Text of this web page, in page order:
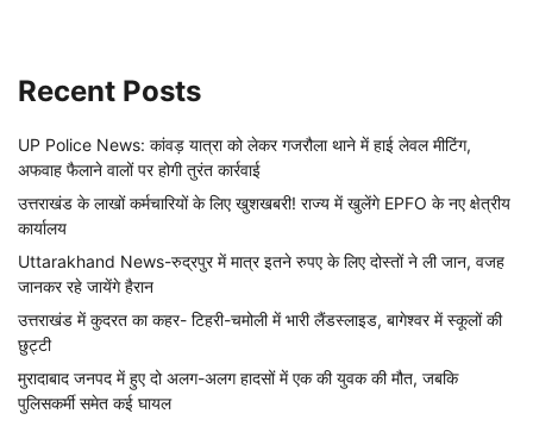
Recent Posts
UP Police News: कांवड़ यात्रा को लेकर गजरौला थाने में हाई लेवल मीटिंग,
अफवाह फैलाने वालों पर होगी तुरंत कार्रवाई
उत्तराखंड के लाखों कर्मचारियों के लिए खुशखबरी! राज्य में खुलेंगे EPFO के नए क्षेत्रीय
कार्यालय
Uttarakhand News-रुद्रपुर में मात्र इतने रुपए के लिए दोस्तों ने ली जान, वजह
जानकर रहे जायेंगे हैरान
उत्तराखंड में कुदरत का कहर- टिहरी-चमोली में भारी लैंडस्लाइड, बागेश्वर में स्कूलों की
छुट्टी
मुरादाबाद जनपद में हुए दो अलग-अलग हादसों में एक की युवक की मौत, जबकि
पुलिसकर्मी समेत कई घायल